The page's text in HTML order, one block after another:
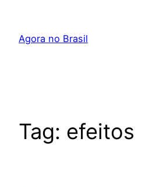
Agora no Brasil
Tag: efeitos